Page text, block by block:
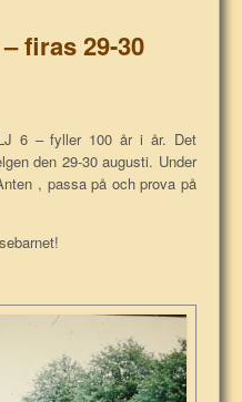
firas 29-30
6 – fyller 100 år i år. Det
den 29-30 augusti. Under
, passa på och prova på